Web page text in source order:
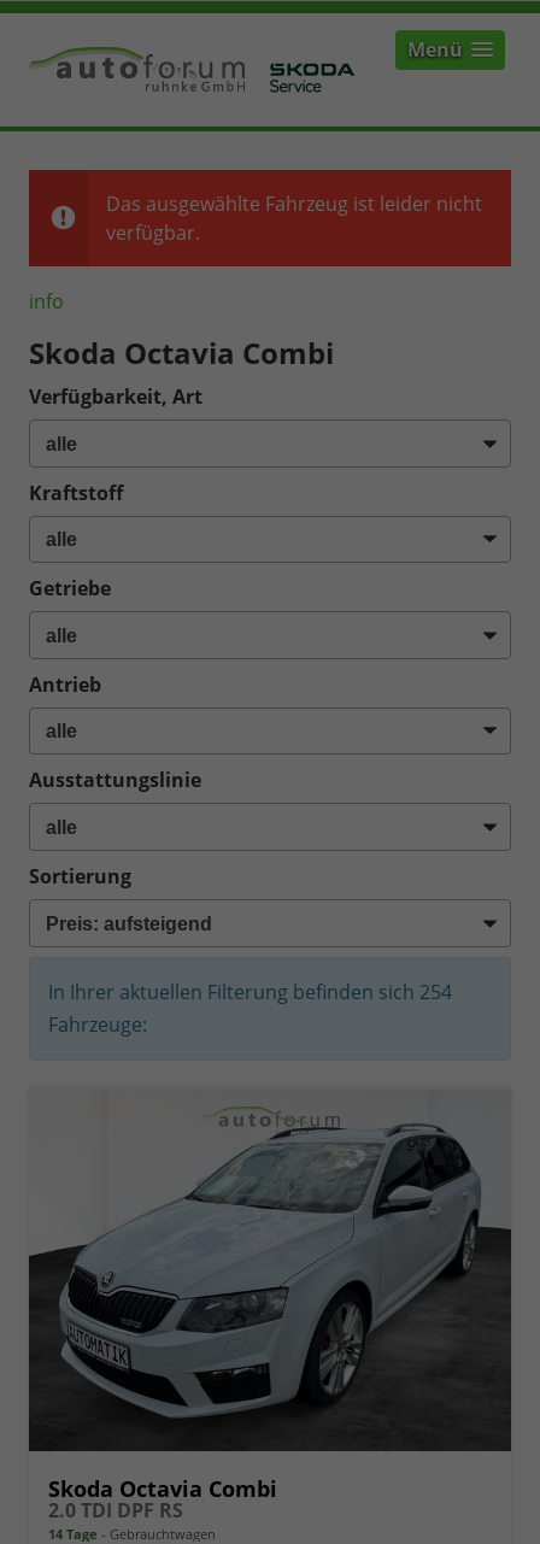
Menü
Das ausgewählte Fahrzeug ist leider nicht
verfügbar.
info
Skoda Octavia Combi
Verfügbarkeit, Art
Kraftstoff
Getriebe
Antrieb
Ausstattungslinie
Sortierung
In Ihrer aktuellen Filterung befinden sich 254
Fahrzeuge:
Skoda Octavia Combi
2.0 TDI DPF RS
14 Tage Gebrauchtwagen